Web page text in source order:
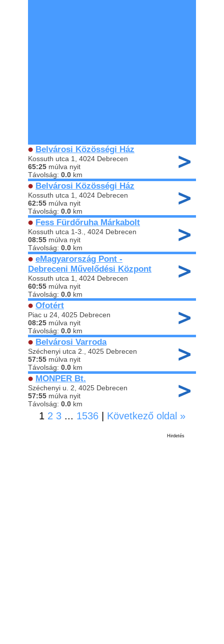
Belvárosi Közösségi Ház
Kossuth utca 1, 4024 Debrecen
65:25 múlva nyit
Távolság: 0.0 km
Belvárosi Közösségi Ház
Kossuth utca 1, 4024 Debrecen
62:55 múlva nyit
Távolság: 0.0 km
Fess Fürdőruha Márkabolt
Kossuth utca 1-3., 4024 Debrecen
08:55 múlva nyit
Távolság: 0.0 km
eMagyarország Pont -
Debreceni Művelődési Központ
Kossuth utca 1, 4024 Debrecen
60:55 múlva nyit
Távolság: 0.0 km
Ofotért
Piac u 24, 4025 Debrecen
08:25 múlva nyit
Távolság: 0.0 km
Belvárosi Varroda
Széchenyi utca 2., 4025 Debrecen
57:55 múlva nyit
Távolság: 0.0 km
MONPER Bt.
Széchenyi u. 2, 4025 Debrecen
57:55 múlva nyit
Távolság: 0.0 km
1 2 3 ... 1536 Következő oldal »
Hirdetés